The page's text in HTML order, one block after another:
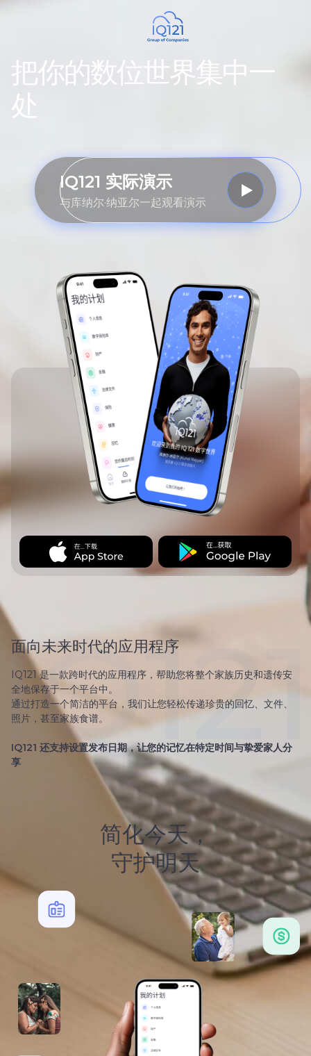
把你的数位世界集中一
处
IQ121 实际演示
与库纳尔·纳亚尔一起观看演示
面向未来时代的应用程序
IQ121 是一款跨时代的应用程序，帮助您将整个家族历史和遗传安
全地保存于一个平台中。
通过打造一个简洁的平台，我们让您轻松传递珍贵的回忆、文件、
照片，甚至家族食谱。
IQ121 还支持设置发布日期，让您的记忆在特定时间与挚爱家人分
享
简化今天，
守护明天